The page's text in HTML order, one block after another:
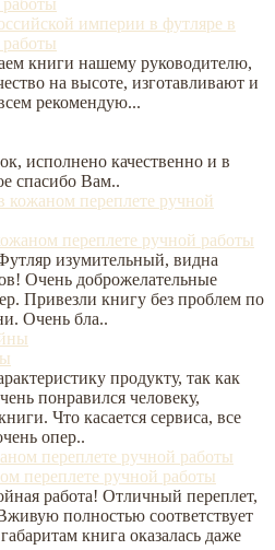
империи в футляре в
книги нашему руководителю,
на высоте, изготавливают и
рекомендую...
исполнено качественно и в
спасибо Вам..
переплете ручной работы
изумительный, видна
Очень доброжелательные
Привезли книгу без проблем по
Очень бла..
продукту, так как
понравился человеку,
Что касается сервиса, все
опер..
переплете ручной работы
работа! Отличный переплет,
полностью соответствует
книга оказалась даже